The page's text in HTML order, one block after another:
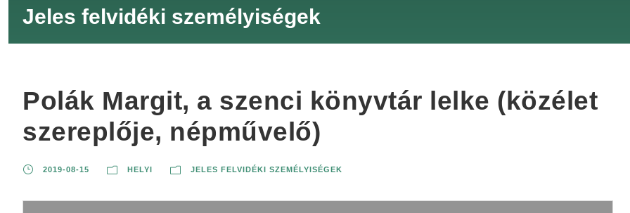
Jeles felvidéki személyiségek
Polák Margit, a szenci könyvtár lelke (közélet
szereplője, népművelő)
2019-08-15 HELYI JELES FELVIDÉKI SZEMÉLYISÉGEK